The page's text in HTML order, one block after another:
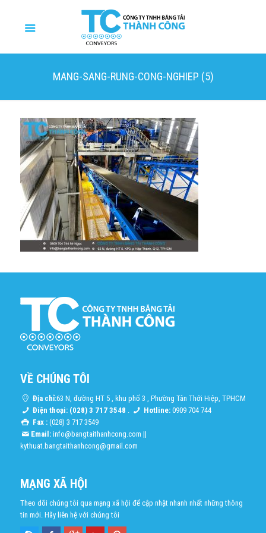
MANG-SANG-RUNG-CONG-NGHIEP (5)
VỀ CHÚNG TÔI
Địa chỉ:63 N, đường HT 5 , khu phố 3 , Phường Tân Thới Hiệp, TPHCM
Điện thoại: (028) 3 717 3548 . Hotline: 0909 704 744
Fax :(028) 3 717 3549
Email: info@bangtaithanhcong.com ||
kythuat.bangtaithanhcong@gmail.com
MẠNG XÃ HỘI
Theo dõi chúng tôi qua mạng xã hội để cập nhật nhanh nhất những thông
tin mới. Hãy liên hệ với chúng tôi